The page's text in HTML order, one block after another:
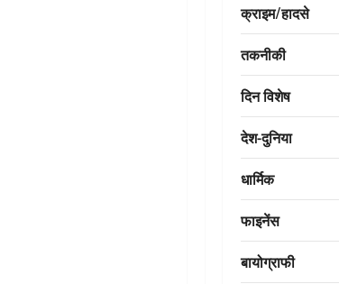
क्राइम/हादसे
तकनीकी
दिन विशेष
देश-दुनिया
धार्मिक
फाइनेंस
बायोग्राफी